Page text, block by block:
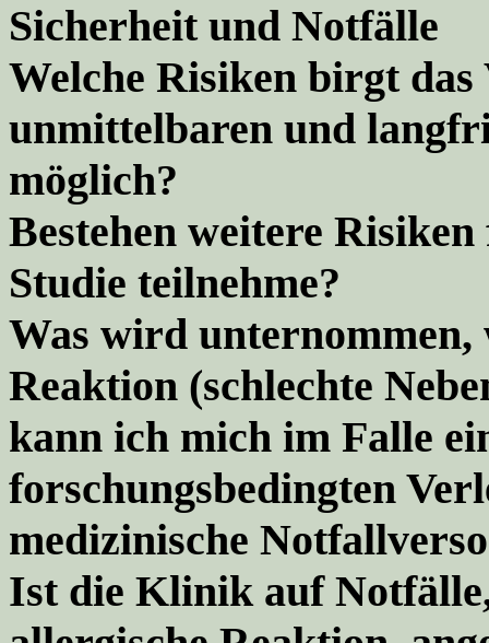
Sicherheit und Notfälle
Welche Risiken birgt das
unmittelbaren und
möglich?
Bestehen weitere
Studie teilnehme?
Was wird unternommen,
Reaktion (schlechte
kann ich mich im Falle
forschungsbedingten
medizinische
Ist die Klinik auf